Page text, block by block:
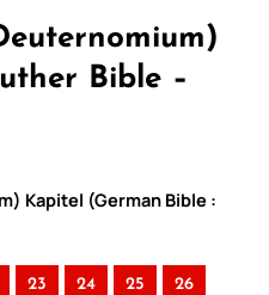
Bible –
Kapitel (German Bible :
23 24 25 26